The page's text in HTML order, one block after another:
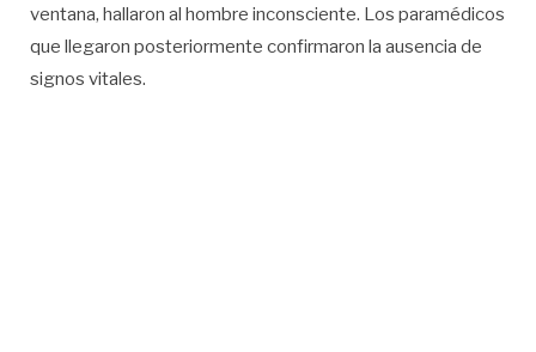
ventana, hallaron al hombre inconsciente. Los paramédicos
que llegaron posteriormente confirmaron la ausencia de
signos vitales.